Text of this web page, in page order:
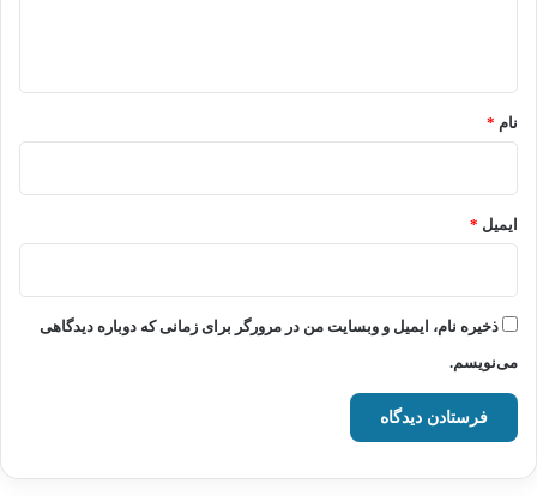
نام *
ایمیل *
ذخیره نام، ایمیل و وبسایت من در مرورگر برای زمانی که دوباره دیدگاهی
می‌نویسم.